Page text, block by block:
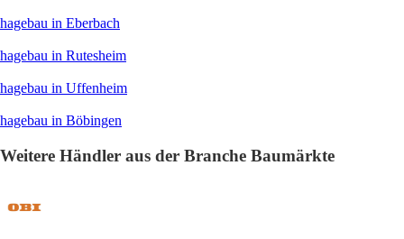
hagebau in Eberbach
hagebau in Rutesheim
hagebau in Uffenheim
hagebau in Böbingen
Weitere Händler aus der Branche Baumärkte